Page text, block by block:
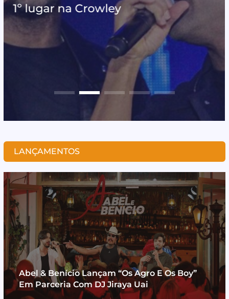
1º lugar na Crowleycompanhia
dupla
o Manifesto Musical
LANÇAMENTOS
Abel & Benício Lançam “Os Agro E Os Boy”
Em Parceria Com DJ Jiraya Uai